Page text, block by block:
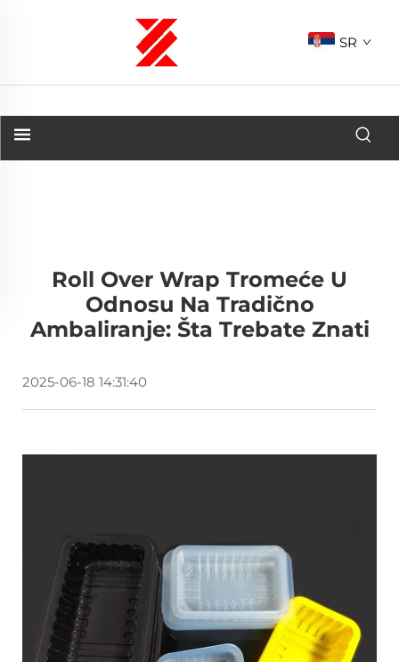
SR
Roll Over Wrap Tromeće U
Odnosu Na Tradično
Ambaliranje: Šta Trebate Znati
2025-06-18 14:31:40